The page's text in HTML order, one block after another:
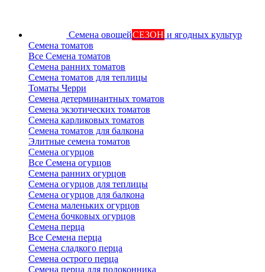
Семена овощейСЕЗОН и ягодных культур
Семена томатов
Все Семена томатов
Семена ранних томатов
Семена томатов для теплицы
Томаты Черри
Семена детерминантных томатов
Семена экзотических томатов
Семена карликовых томатов
Семена томатов для балкона
Элитные семена томатов
Семена огурцов
Все Семена огурцов
Семена ранних огурцов
Семена огурцов для теплицы
Семена огурцов для балкона
Семена маленьких огурцов
Семена бочковых огурцов
Семена перца
Все Семена перца
Семена сладкого перца
Семена острого перца
Семена перца для подоконника